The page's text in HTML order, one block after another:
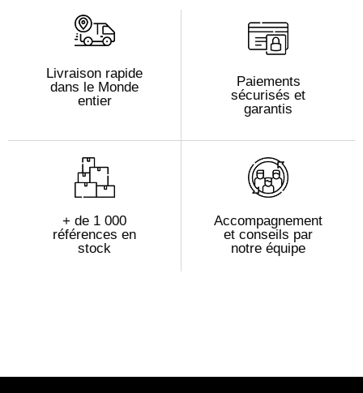
Livraison rapide
dans le Monde
entier
Paiements
sécurisés et
garantis
+ de 1 000
références en
stock
Accompagnement
et conseils par
notre équipe